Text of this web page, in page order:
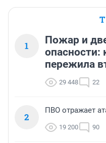
1
Пожар и
опасности:
пережила
29 448 22
2
ПВО отражает
19 200 90